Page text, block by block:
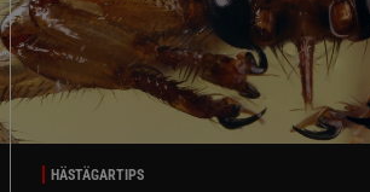
HÄSTÄGARTIPS